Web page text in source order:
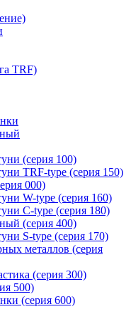
TRF)
(серия 100)
TRF-type (серия 150)
000)
W-type (серия 160)
С-type (серия 180)
(серия 400)
S-type (серия 170)
металлов (серия
(серия 300)
500)
(серия 600)